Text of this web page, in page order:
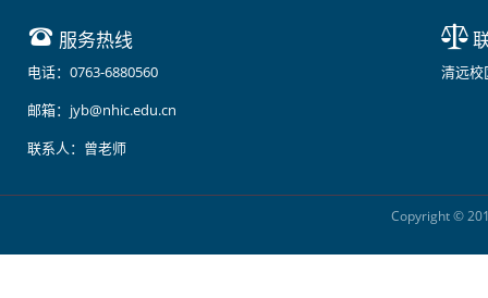
服务热线
电话：0763-6880560
邮箱：jyb@nhic.edu.cn
联系人：曾老师
清远校
Copyright ©